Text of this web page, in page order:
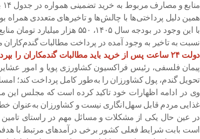
همین دلیل پرداختی‌ها با چالش‌ها و تاخیرهای متعددی همراه
با این وجود در بودجه سال
نسبت به تاخیر به وجود آمده در پرداخت مطالبات
دولت ۲۴ ساعت پس از خرید باید مطالبات گندمکاران را بپردازد
تحویل گندم، پول کشاورزان را به‌طور کامل پرداخت کند؛
وی در ادامه اظهارات خود تاکید کرده است که مجلس این
غذایی مردم قابل سهل‌انگاری نیست و کشاورزان به‌عنوان خط
در عین حال یکی از مشکلات و مسائل مهم در راستای
است بابت شرایط فعلی کشور برخی درآمدهای مرتبط با